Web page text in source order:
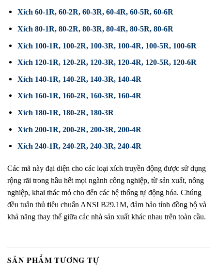
Xích 60-1R, 60-2R, 60-3R, 60-4R, 60-5R, 60-6R
Xích 80-1R, 80-2R, 80-3R, 80-4R, 80-5R, 80-6R
Xích 100-1R, 100-2R, 100-3R, 100-4R, 100-5R, 100-6R
Xích 120-1R, 120-2R, 120-3R, 120-4R, 120-5R, 120-6R
Xích 140-1R, 140-2R, 140-3R, 140-4R
Xích 160-1R, 160-2R, 160-3R, 160-4R
Xích 180-1R, 180-2R, 180-3R
Xích 200-1R, 200-2R,200-3R, 200-4R
Xích 240-1R, 240-2R, 240-3R, 240-4R
Các mã này đại diện cho các loại xích truyền động được sử dụng
rộng rãi trong hầu hết mọi ngành công nghiệp, từ sản xuất, nông
nghiệp, khai thác mỏ cho đến các hệ thống tự động hóa. Chúng
đều tuân thủ tiêu chuẩn ANSI B29.1M, đảm bảo tính đồng bộ và
khả năng thay thế giữa các nhà sản xuất khác nhau trên toàn cầu.
SẢN PHẨM TƯƠNG TỰ